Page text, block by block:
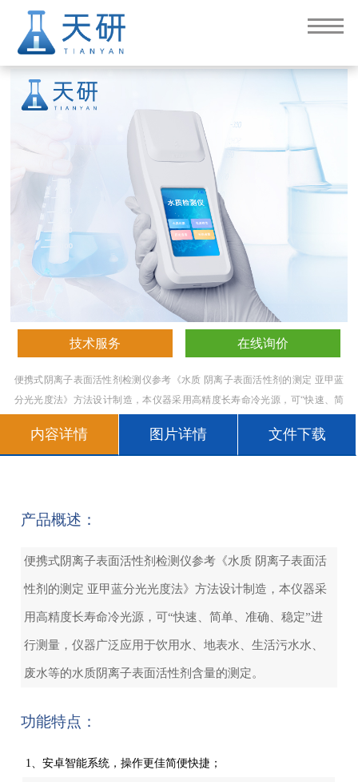
水质阴离子表面活性剂检测仪（TY-SA）
技术服务 在线询价
便携式阴离子表面活性剂检测仪参考《水质 阴离子表面活性剂的测定 亚甲蓝
分光光度法》方法设计制造，本仪器采用高精度长寿命冷光源，可“快速、简
废水等的水质阴离子表面活性剂含量的测定。
内容详情 图片详情 文件下载
产品概述：
便携式阴离子表面活性剂检测仪参考《水质 阴离子表面活
性剂的测定 亚甲蓝分光光度法》方法设计制造，本仪器采
用高精度长寿命冷光源，可“快速、简单、准确、稳定”进
行测量，仪器广泛应用于饮用水、地表水、生活污水水、
废水等的水质阴离子表面活性剂含量的测定。
功能特点：
1、安卓智能系统，操作更佳简便快捷；